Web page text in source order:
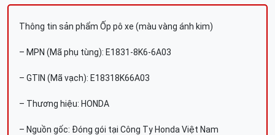
Thông tin sản phẩm Ốp pô xe (màu vàng ánh kim)
– MPN (Mã phụ tùng): E1831-8K6-6A03
– GTIN (Mã vạch): E18318K66A03
– Thương hiệu: HONDA
– Nguồn gốc: Đóng gói tại Công Ty Honda Việt Nam